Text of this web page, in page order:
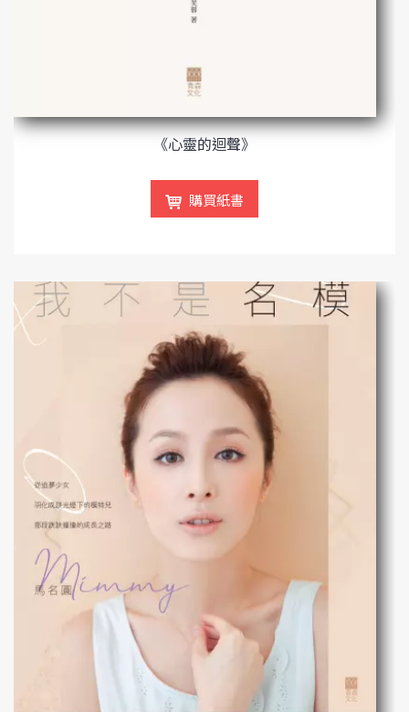
《心靈的迴聲》
購買紙書